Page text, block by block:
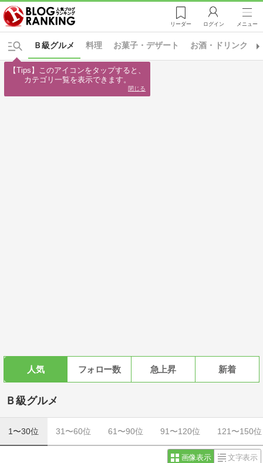
リーダー ログイン メニュー
料理 お菓子・デザート お酒・ドリンク
Ｂ級グルメ
人気 フォロー数 急上昇 新着
Ｂ級グルメ
1〜30位 31〜60位 61〜90位 91〜120位 121〜150位
画像表示 文字表示
【Tips】このアイコンをタップすると、
カテゴリ一覧を表示できます。
閉じる